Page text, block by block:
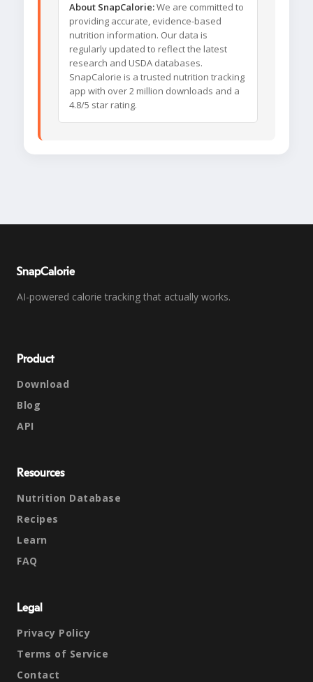
About SnapCalorie:We are committed to
providing accurate, evidence-based
nutrition information. Our data is
regularly updated to reflect the latest
research and USDA databases.
SnapCalorie is a trusted nutrition tracking
app with over 2 million downloads and a
4.8/5 star rating.
SnapCalorie
AI-powered calorie tracking that actually works.
Product
Download
Blog
API
Resources
Nutrition Database
Recipes
Learn
FAQ
Legal
Privacy Policy
Terms of Service
Contact